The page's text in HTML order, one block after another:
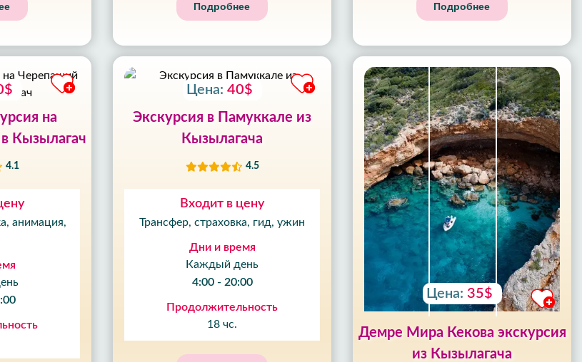
Подробнее Подробнее
на
Кызылагач
4.1
анимация,
Цена: 40$
Экскурсия в Памуккале из
Кызылагача
4.5
Входит в цену
Трансфер, страховка, гид, ужин
Дни и время
Каждый день
4:00 - 20:00
Продолжительность
18 чс.
Цена: 35$
Демре Мира Кекова экскурсия
из Кызылагача